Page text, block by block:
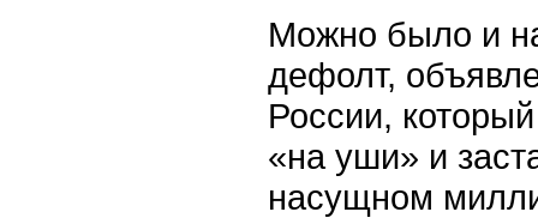
Можно было и
дефолт,
России,
«на уши» и
насущном